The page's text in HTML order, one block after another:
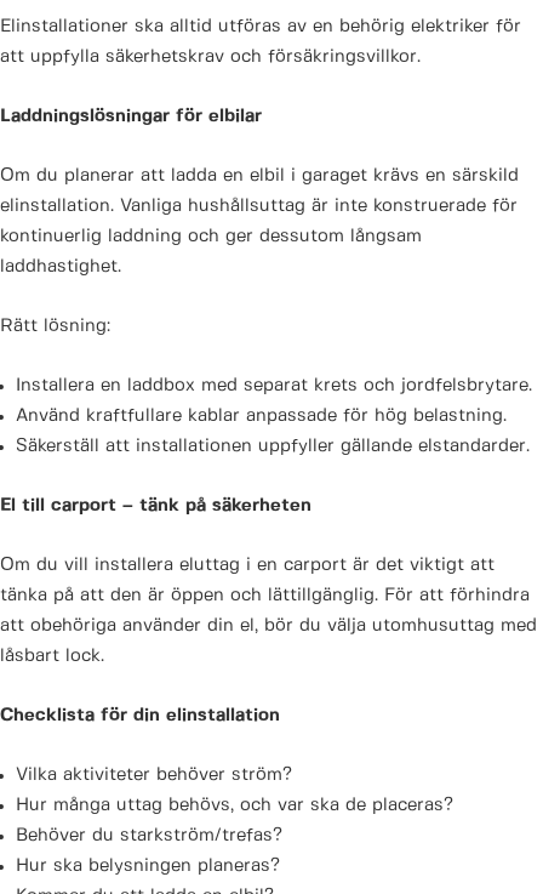
Elinstallationer ska alltid utföras av en behörig elektriker för
att uppfylla säkerhetskrav och försäkringsvillkor.
Laddningslösningar för elbilar
Om du planerar att ladda en elbil i garaget krävs en särskild
elinstallation. Vanliga hushållsuttag är inte konstruerade för
kontinuerlig laddning och ger dessutom långsam
laddhastighet.
Rätt lösning:
Installera en laddbox med separat krets och jordfelsbrytare.
Använd kraftfullare kablar anpassade för hög belastning.
Säkerställ att installationen uppfyller gällande elstandarder.
El till carport – tänk på säkerheten
Om du vill installera eluttag i en carport är det viktigt att
tänka på att den är öppen och lättillgänglig. För att förhindra
att obehöriga använder din el, bör du välja utomhusuttag med
låsbart lock.
Checklista för din elinstallation
Vilka aktiviteter behöver ström?
Hur många uttag behövs, och var ska de placeras?
Behöver du starkström/trefas?
Hur ska belysningen planeras?